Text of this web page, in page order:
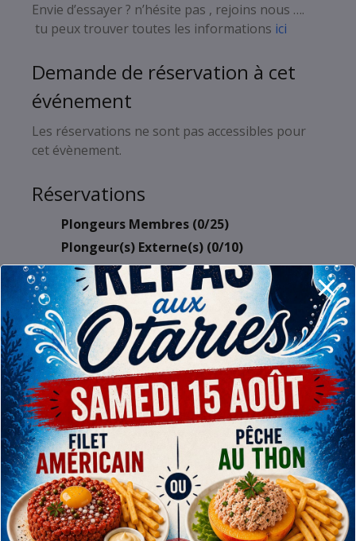
Envie d’essayer ? n’hésite pas , rejoins nous ….
tu peux trouver toutes les informations ici
Demande de réservation à cet
événement
Les réservations ne sont pas accessibles pour
cet évènement.
Réservations
Plongeurs Membres (0/25)
Plongeur(s) Externe(s) (0/10)
Nageur(s) (0/10)
Responsable Piscine (0/1)
RETROUVEZ-NOUS
A l’entrainement (infos et baptême piscine)
Rue de Gand, 1 – 7800 Ath
De Septembre à Juin : les mardis de 20h00 à 21h00
sauf pendant les semaines de congés scolaires (*)